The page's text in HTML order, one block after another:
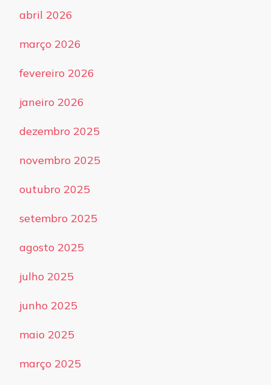
abril 2026
março 2026
fevereiro 2026
janeiro 2026
dezembro 2025
novembro 2025
outubro 2025
setembro 2025
agosto 2025
julho 2025
junho 2025
maio 2025
março 2025